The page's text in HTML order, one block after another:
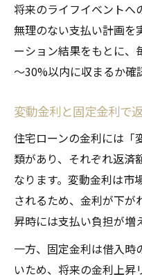
将来のライフイベントへ
無理のない支払い計画を
ーション結果をもとに、
～30%以内に収まるか確
変動金利と固定金利で
住宅ローンの金利には「
類があり、それぞれ返済
なります。変動金利は市
されるため、金利が下が
昇時には支払い負担が増
一方、固定金利は借入時
いため、将来の金利上昇